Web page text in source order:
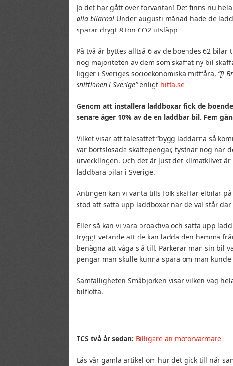
Jo det har gått över förväntan! Det finns nu
alla bilarna! Under augusti månad hade de
sparar drygt 8 ton CO2 utsläpp.
På två år byttes alltså 6 av de boendes 62
nog majoriteten av dem som skaffat ny bil
ligger i Sveriges socioekonomiska mittfåra, “[i
snittlönen i Sverige”enligt hitta.se
Genom att installera laddboxar fick de
senare äger 10% av de en laddbar bil. Fem
Vilket visar att talesättet “bygg laddarna så
var bortslösade skattepengar, tystnar nog när
utvecklingen. Och det är just det klimatklivet
laddbara bilar i Sverige.
Antingen kan vi vänta tills folk skaffar elbilar
stöd att sätta upp laddboxar när de väl står där
Eller så kan vi vara proaktiva och sätta upp
tryggt vetande att de kan ladda den hemma
benägna att våga slå till. Parkerar man sin bil
pengar man skulle kunna spara om man
Samfälligheten Småbjörken visar vilken väg
bilflotta.
TCS två år sedan: Billigare än motorvärmare
Läs vår gamla artikel om hur det gick till när